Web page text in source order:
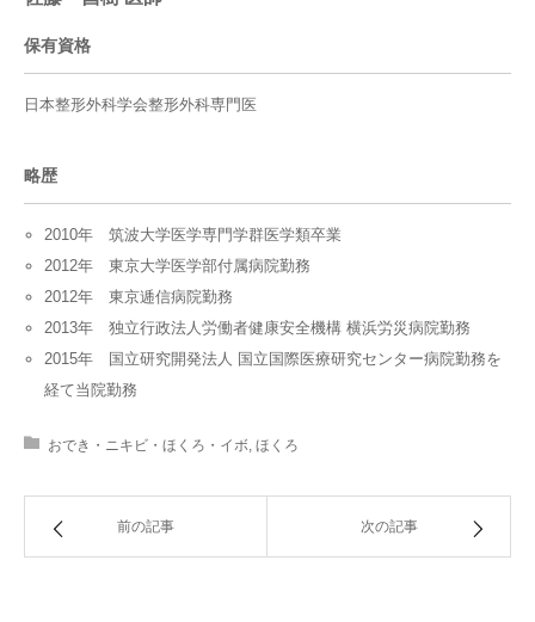
保有資格
日本整形外科学会整形外科専門医
略歴
2010年 筑波大学医学専門学群医学類卒業
2012年 東京大学医学部付属病院勤務
2012年 東京逓信病院勤務
2013年 独立行政法人労働者健康安全機構 横浜労災病院勤務
2015年 国立研究開発法人 国立国際医療研究センター病院勤務を
経て当院勤務
おでき・ニキビ・ほくろ・イボ, ほくろ
前の記事 次の記事